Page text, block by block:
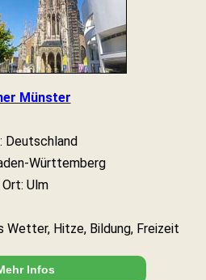
Münster
Deutschland
Württemberg
Ort: Ulm
Wetter, Hitze, Bildung, Freizeit
Infos